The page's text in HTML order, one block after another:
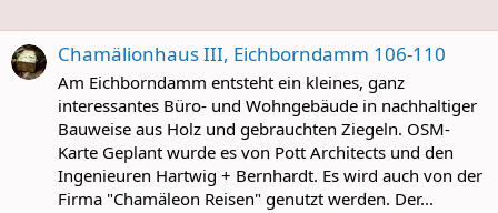
Chamälionhaus III, Eichborndamm 106-110
Am Eichborndamm entsteht ein kleines, ganz
interessantes Büro- und Wohngebäude in nachhaltiger
Bauweise aus Holz und gebrauchten Ziegeln. OSM-
Karte Geplant wurde es von Pott Architects und den
Ingenieuren Hartwig + Bernhardt. Es wird auch von der
Firma "Chamäleon Reisen" genutzt werden. Der...